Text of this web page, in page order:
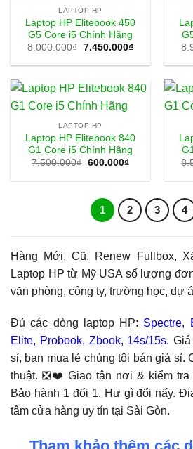
LAPTOP HP
Laptop HP Elitebook 450
G5 Core i5 Chính Hãng
8.000.000₫ Giá
là:
7.450.000₫Giá
tại
7.450.000₫.
LAPTOP HP
Laptop HP Elitebook 840
G1 Core i5 Chính Hãng
7.500.000₫ Giá
là:
600.000₫Giá
tại
600.000₫.
1 2 3 4
Hàng Mới, Cũ, Renew Fullbox,
Laptop HP từ Mỹ USA số lượng
văn phòng, công ty, trường học, dự
Đủ các dòng laptop HP: Spectre,
Elite, Probook, Zbook, 14s/15s.
sỉ, bạn mua lẻ chúng tôi bán giá sỉ.
thuật. ❎❤️ Giao tận nơi & kiểm tra
Bảo hành 1 đổi 1. Hư gì đổi nấy.
tâm cửa hàng uy tín tại Sài Gòn.